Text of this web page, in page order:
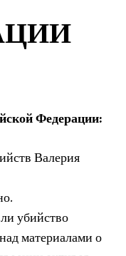
Федерации:
Валерия
убийство
материалами о